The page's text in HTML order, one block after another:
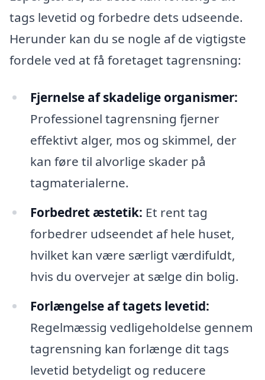
tags levetid og forbedre dets udseende.
Herunder kan du se nogle af de vigtigste
fordele ved at få foretaget tagrensning:
Fjernelse af skadelige organismer:
Professionel tagrensning fjerner
effektivt alger, mos og skimmel, der
kan føre til alvorlige skader på
tagmaterialerne.
Forbedret æstetik: Et rent tag
forbedrer udseendet af hele huset,
hvilket kan være særligt værdifuldt,
hvis du overvejer at sælge din bolig.
Forlængelse af tagets levetid:
Regelmæssig vedligeholdelse gennem
tagrensning kan forlænge dit tags
levetid betydeligt og reducere